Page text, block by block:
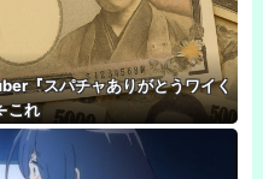
『スパチャありがとうワイく
これ